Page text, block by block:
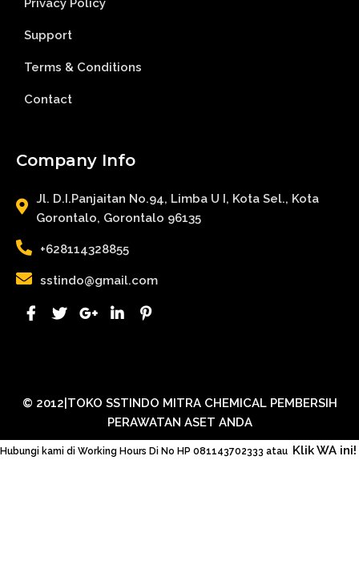
Privacy Policy
Support
Terms & Conditions
Contact
Company Info
Jl. D.I.Panjaitan No.94, Limba U I, Kota Sel., Kota
Gorontalo, Gorontalo 96135
+628114328855
sstindo@gmail.com
© 2012|TOKO SSTINDO MITRA CHEMICAL PEMBERSIH
PERAWATAN ASET ANDA
Hubungi kami di Working Hours Di No HP 081143702333 atau Klik WA ini!